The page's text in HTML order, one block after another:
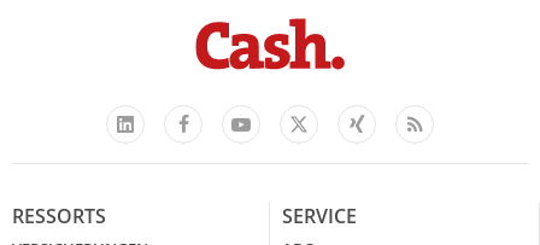
LinkedIn
FacebookYouTube
X
Xing Feed
RESSORTS SERVICE